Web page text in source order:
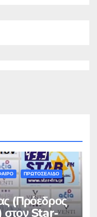
ΠΡΩΤΟΣΕΛΙΔΟ
(Πρόεδρος
στον Star-